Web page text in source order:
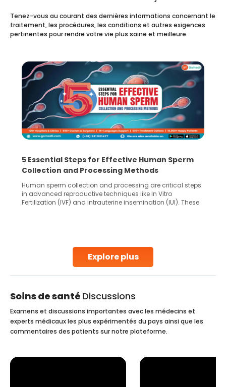
Explore plus
Tenez-vous au courant des dernières informations concernant le
traitement, les procédures, les conditions et autres exigences
pertinentes pour rendre votre vie plus saine et meilleure.
5 Essential Steps for Effective Human Sperm
Collection and Processing Methods
Human sperm collection and processing are critical steps
in advanced reproductive techniques like In Vitro
Fertilization (IVF) and intrauterine insemination (IUI). These
collected, they process the
Soins de santé Discussions
Examens et discussions importantes avec les médecins et
experts médicaux les plus expérimentés du pays ainsi que les
commentaires des patients sur notre plateforme.